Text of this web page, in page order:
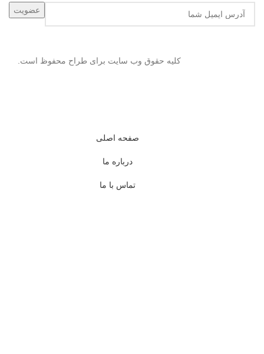
کلیه حقوق وب سایت برای طراح محفوظ است.
صفحه اصلی
درباره ما
تماس با ما